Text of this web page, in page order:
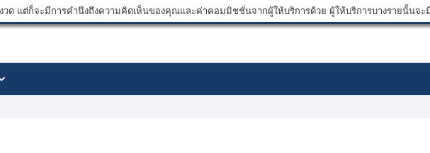
ด แต่ก็จะมีการคำนึงถึงความคิดเห็นของคุณและค่าคอมมิชชั่นจากผู้ให้บริการด้วย ผู้ให้บริการบางรายนั้นจะ